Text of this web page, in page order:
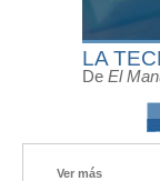
LA
De El
Ver más